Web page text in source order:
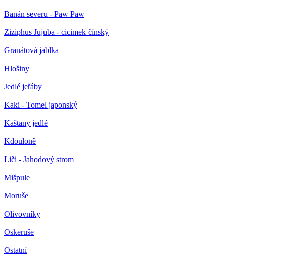
Banán severu - Paw Paw
Ziziphus Jujuba - cicimek čínský
Granátová jablka
Hlošiny
Jedlé jeřáby
Kaki - Tomel japonský
Kaštany jedlé
Kdouloně
Liči - Jahodový strom
Mišpule
Moruše
Olivovníky
Oskeruše
Ostatní